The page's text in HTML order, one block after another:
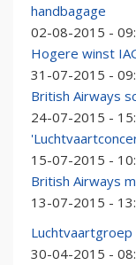
handbagage
02-08-2015 -
Hogere winst
31-07-2015 -
British Airways
24-07-2015 -
15-07-2015 -
British Airways
13-07-2015 -
30-04-2015 -